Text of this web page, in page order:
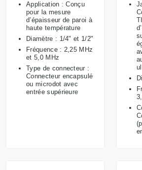
Application : Conçu
pour la mesure
d’épaisseur de paroi à
haute température
Diamètre : 1/4" et 1/2"
Fréquence : 2,25 MHz
et 5,0 MHz
Type de connecteur :
Connecteur encapsulé
ou microdot avec
entrée supérieure